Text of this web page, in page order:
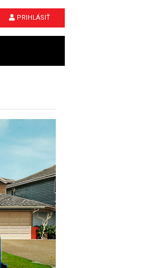
PRIHLÁSIŤ
Next